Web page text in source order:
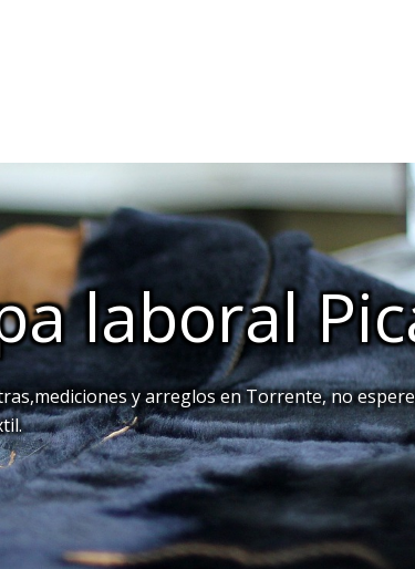
laboral
y arreglos en Torrente, no